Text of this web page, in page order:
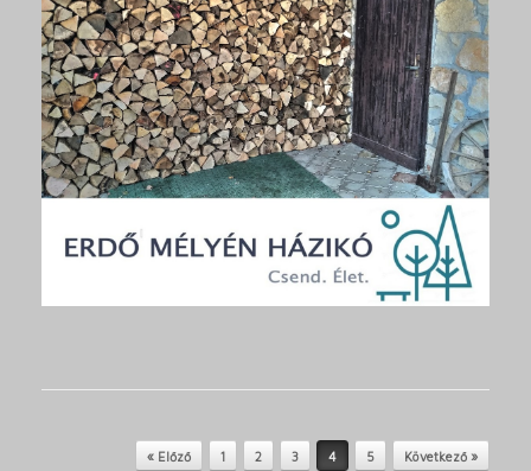
Post navigation « Előző 1 2 3 4 5 Következő »